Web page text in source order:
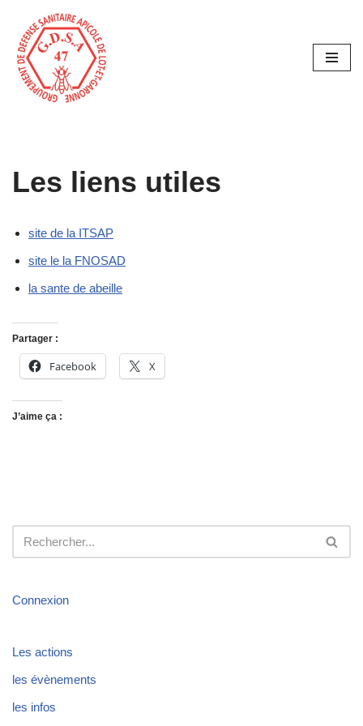
Aller
au
contenu
Les liens utiles
site de la ITSAP
site le la FNOSAD
la sante de abeille
Partager :
Facebook X
J’aime ça :
Connexion
Les actions
les évènements
les infos